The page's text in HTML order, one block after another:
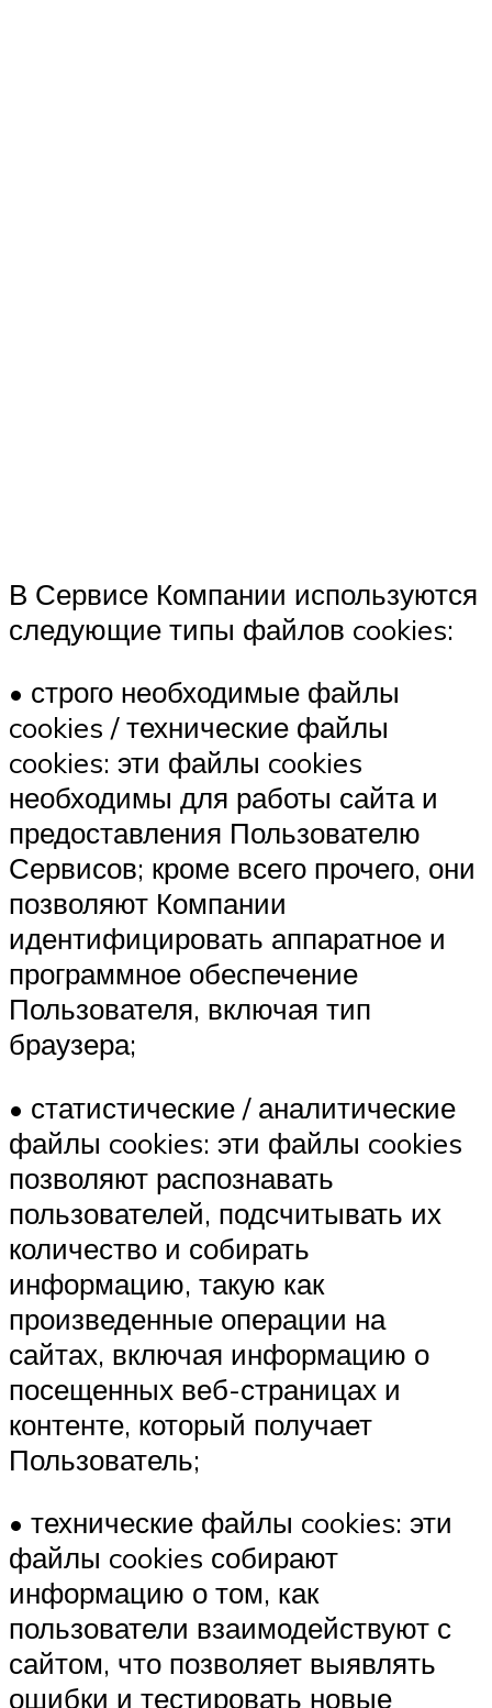
В Сервисе Компании используются
следующие типы файлов cookies:
• строго необходимые файлы
cookies / технические файлы
cookies: эти файлы cookies
необходимы для работы сайта и
предоставления Пользователю
Сервисов; кроме всего прочего, они
позволяют Компании
идентифицировать аппаратное и
программное обеспечение
Пользователя, включая тип
браузера;
• статистические / аналитические
файлы cookies: эти файлы cookies
позволяют распознавать
пользователей, подсчитывать их
количество и собирать
информацию, такую как
произведенные операции на
сайтах, включая информацию о
посещенных веб-страницах и
контенте, который получает
Пользователь;
• технические файлы cookies: эти
файлы cookies собирают
информацию о том, как
пользователи взаимодействуют с
сайтом, что позволяет выявлять
ошибки и тестировать новые